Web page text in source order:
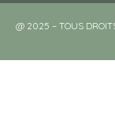
@ 2025 – TOUS